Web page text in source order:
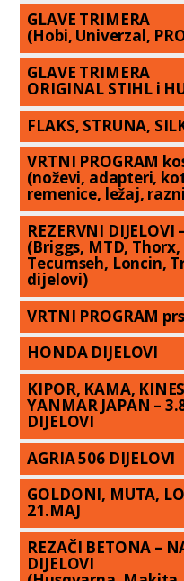
GLAVE TRIMERA
(Hobi, Univerzal,
GLAVE TRIMERA
ORIGINAL STIHL i
FLAKS, STRUNA,
VRTNI PROGRAM
(noževi, adapteri,
remenice, ležaj,
REZERVNI DIJELOVI
(Briggs, MTD, Thorx,
Tecumseh, Loncin,
dijelovi)
VRTNI PROGRAM
HONDA DIJELOVI
KIPOR, KAMA,
YANMAR JAPAN –
DIJELOVI
AGRIA 506 DIJELOVI
GOLDONI, MUTA,
21.MAJ
REZAČI BETONA –
DIJELOVI